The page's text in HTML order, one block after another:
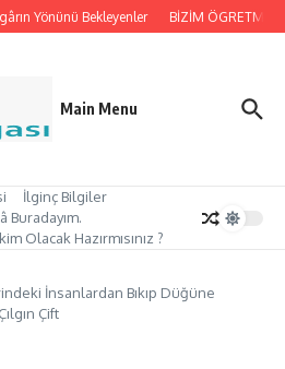
Yönünü Bekleyenler BİZİM
Main Menu
İlginç Bilgiler
Buradayım.
Olacak Hazırmısınız ?
İnsanlardan Bıkıp Düğüne
Çift